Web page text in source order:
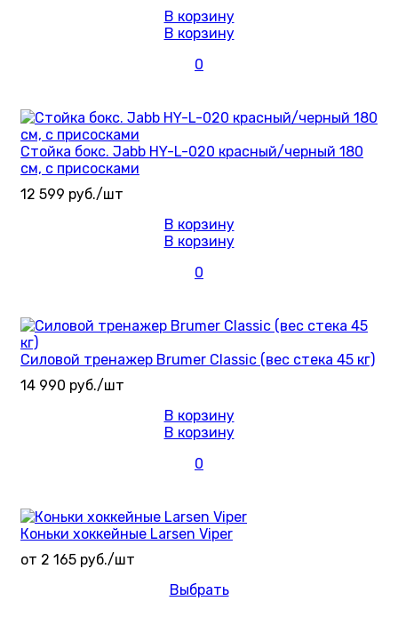
В корзину
В корзину
0
Стойка бокс. Jabb HY-L-020 красный/черный 180
см, с присосками
12 599 руб./шт
В корзину
В корзину
0
Силовой тренажер Brumer Classic (вес стека 45 кг)
14 990 руб./шт
В корзину
В корзину
0
Коньки хоккейные Larsen Viper
от 2 165 руб./шт
Выбрать